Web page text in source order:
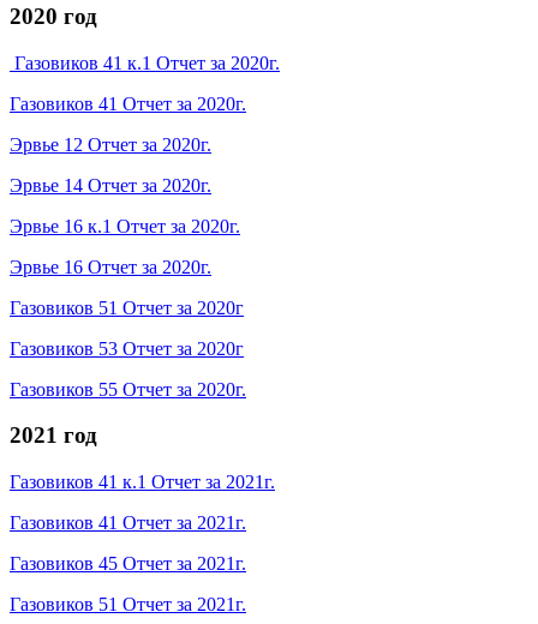
2020 год
Газовиков 41 к.1 Отчет за 2020г.
Газовиков 41 Отчет за 2020г.
Эрвье 12 Отчет за 2020г.
Эрвье 14 Отчет за 2020г.
Эрвье 16 к.1 Отчет за 2020г.
Эрвье 16 Отчет за 2020г.
Газовиков 51 Отчет за 2020г
Газовиков 53 Отчет за 2020г
Газовиков 55 Отчет за 2020г.
2021 год
Газовиков 41 к.1 Отчет за 2021г.
Газовиков 41 Отчет за 2021г.
Газовиков 45 Отчет за 2021г.
Газовиков 51 Отчет за 2021г.